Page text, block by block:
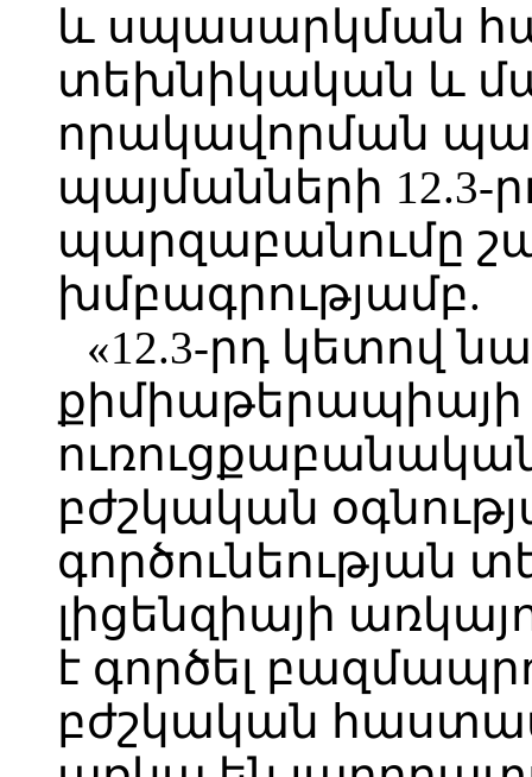
և սպասարկման
տեխնիկական և
որակավորման
պայմանների 12.3-
պարզաբանումը
խմբագրությամբ.
«12.3-րդ կետով
քիմիաթերապիայի
բժշկական
գործունեության
լիցենզիայի
է գործել
բժշկական